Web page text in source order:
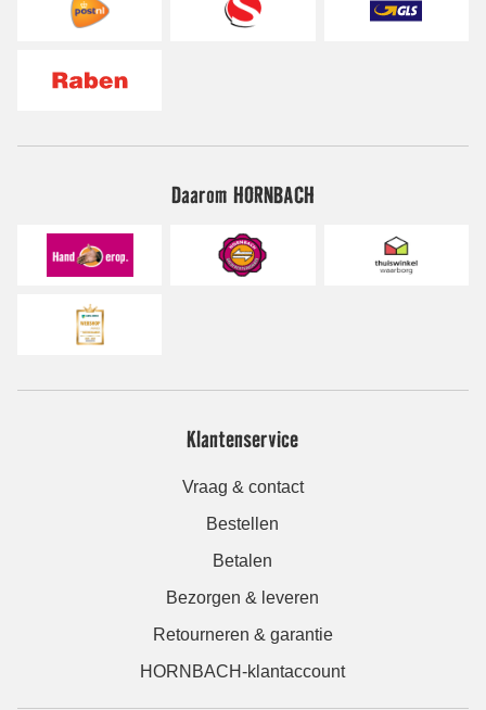
Daarom HORNBACH
Klantenservice
Vraag & contact
Bestellen
Betalen
Bezorgen & leveren
Retourneren & garantie
HORNBACH-klantaccount